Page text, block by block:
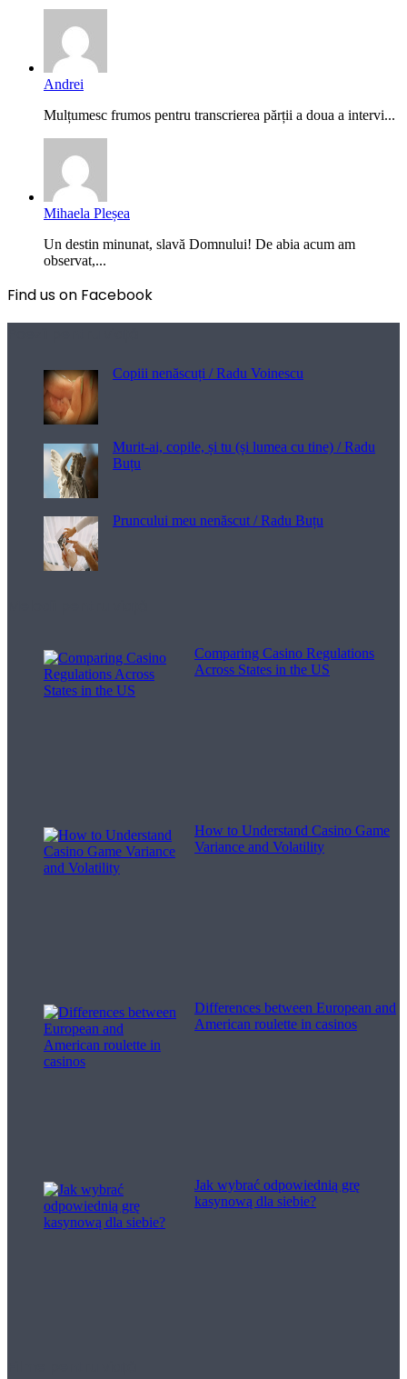
Andrei
Mulțumesc frumos pentru transcrierea părții a doua a intervi...
Mihaela Pleșea
Un destin minunat, slavă Domnului! De abia acum am
observat,...
Find us on Facebook
Copiii nenăscuți / Radu Voinescu
Murit-ai, copile, și tu (și lumea cu tine) / Radu
Buțu
Pruncului meu nenăscut / Radu Buțu
Comparing Casino Regulations
Across States in the US
How to Understand Casino Game
Variance and Volatility
Differences between European and
American roulette in casinos
Jak wybrać odpowiednią grę
kasynową dla siebie?